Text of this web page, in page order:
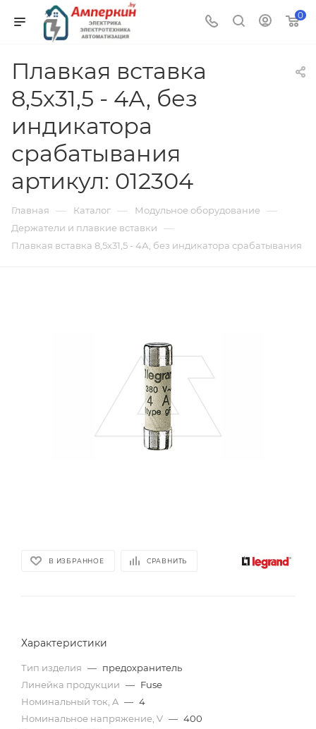
0
Плавкая вставка
8,5х31,5 - 4А, без
индикатора
срабатывания
артикул: 012304
Главная — Каталог — Модульное оборудование —
Держатели и плавкие вставки —
Плавкая вставка 8,5х31,5 - 4А, без индикатора срабатывания
В ИЗБРАННОЕ СРАВНИТЬ
Характеристики
Тип изделия — предохранитель
Линейка продукции — Fuse
Номинальный ток, A — 4
Номинальное напряжение, V — 400